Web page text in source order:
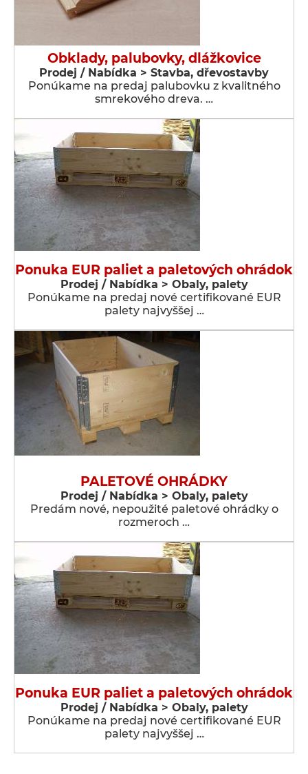
Obklady, palubovky, dlážkovice
Prodej / Nabídka > Stavba, dřevostavby
Ponúkame na predaj palubovku z kvalitného
smrekového dreva. …
Ponuka EUR paliet a paletových ohrádok
Prodej / Nabídka > Obaly, palety
Ponúkame na predaj nové certifikované EUR
palety najvyššej …
PALETOVÉ OHRÁDKY
Prodej / Nabídka > Obaly, palety
Predám nové, nepoužité paletové ohrádky o
rozmeroch …
Ponuka EUR paliet a paletových ohrádok
Prodej / Nabídka > Obaly, palety
Ponúkame na predaj nové certifikované EUR
palety najvyššej …